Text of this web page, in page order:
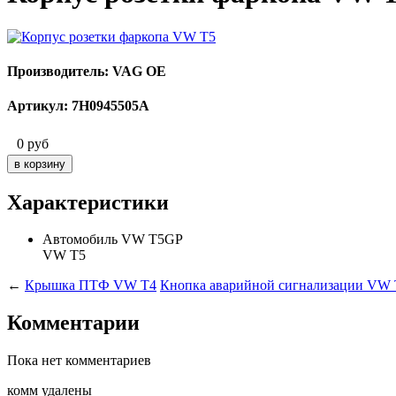
Производитель: VAG OE
Артикул: 7H0945505A
0 руб
Характеристики
Автомобиль VW T5GP
VW T5
← Крышка ПТФ VW T4 Кнопка аварийной сигнализации VW
Комментарии
Пока нет комментариев
комм удалены